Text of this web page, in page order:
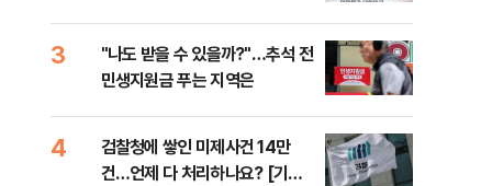
3
"나도 받을 수 있을까?"…추석 전
민생지원금 푸는 지역은
4
검찰청에 쌓인 미제사건 14만
건…언제 다 처리하나요? [기자